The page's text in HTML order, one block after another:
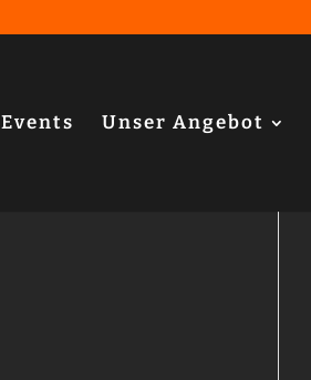
Events Unser Angebot